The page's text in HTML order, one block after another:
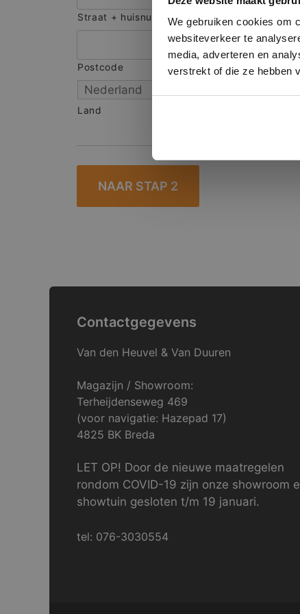
We gebruiken cookies om
websiteverkeer te
media, adverteren en
verstrekt of die ze hebben
Straat + huisnummer
Postcode
Land
Contactgegevens
Van den Heuvel & Van Duuren
Magazijn / Showroom:
Terheijdenseweg 469
(voor navigatie: Hazepad 17)
4825 BK Breda
LET OP! Door de nieuwe maatregelen
rondom COVID-19 zijn onze showroom
showtuin gesloten t/m 19 januari.
tel: 076-3030554
onze